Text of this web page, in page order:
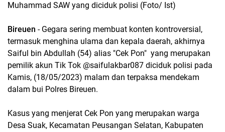
Muhammad SAW yang diciduk polisi (Foto/ Ist)
Bireuen - Gegara sering membuat konten kontroversial,
termasuk menghina ulama dan kepala daerah, akhirnya
Saiful bin Abdullah (54) alias "Cek Pon" yang merupakan
pemilik akun Tik Tok @saifulakbar087 diciduk polisi pada
Kamis, (18/05/2023) malam dan terpaksa mendekam
dalam bui Polres Bireuen.
Kasus yang menjerat Cek Pon yang merupakan warga
Desa Suak, Kecamatan Peusangan Selatan, Kabupaten